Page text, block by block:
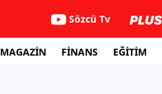
Sözcü Tv
MAGAZİN FİNANS EĞİTİM